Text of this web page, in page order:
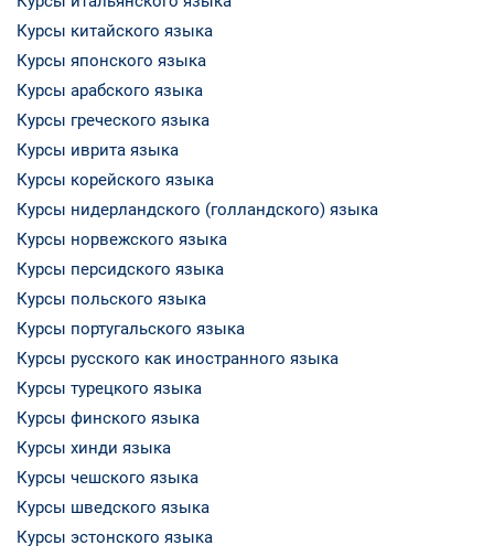
Курсы китайского языка
Курсы японского языка
Курсы арабского языка
Курсы греческого языка
Курсы иврита языка
Курсы корейского языка
Курсы нидерландского (голландского) языка
Курсы норвежского языка
Курсы персидского языка
Курсы польского языка
Курсы португальского языка
Курсы русского как иностранного языка
Курсы турецкого языка
Курсы финского языка
Курсы хинди языка
Курсы чешского языка
Курсы шведского языка
Курсы эстонского языка